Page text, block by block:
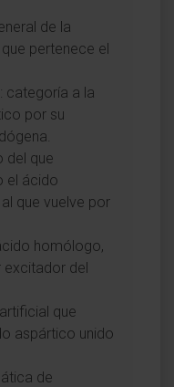
de la
pertenece el
: categoría a la
por su
del que
el ácido
que vuelve por
homólogo,
excitador del
que
aspártico unido
de